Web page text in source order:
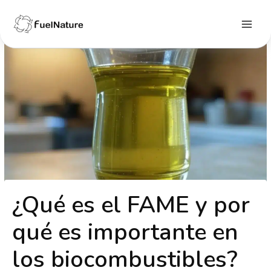
contenido
Main
¿Qué es el FAME y por
qué es importante en
los biocombustibles?